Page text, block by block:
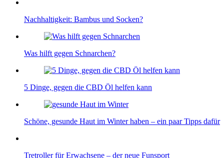
Nachhaltigkeit: Bambus und Socken?
Was hilft gegen Schnarchen?
5 Dinge, gegen die CBD Öl helfen kann
Schöne, gesunde Haut im Winter haben – ein paar Tipps dafür
Tretroller für Erwachsene – der neue Funsport